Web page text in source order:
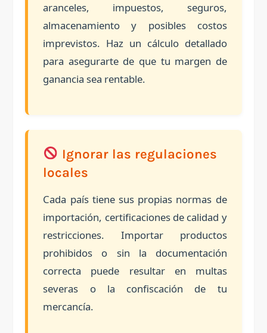
aranceles, impuestos, seguros,
almacenamiento y posibles costos
imprevistos. Haz un cálculo detallado
para asegurarte de que tu margen de
ganancia sea rentable.
Ignorar las regulaciones
locales
Cada país tiene sus propias normas de
importación, certificaciones de calidad y
restricciones. Importar productos
prohibidos o sin la documentación
correcta puede resultar en multas
severas o la confiscación de tu
mercancía.